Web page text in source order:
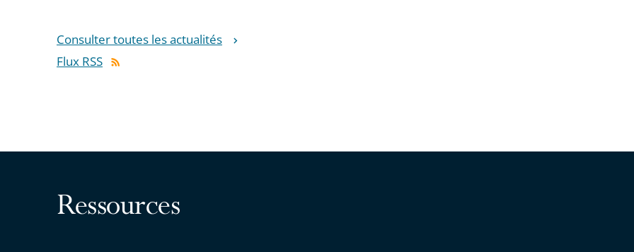
Consulter toutes les actualités
Flux RSS
Ressources